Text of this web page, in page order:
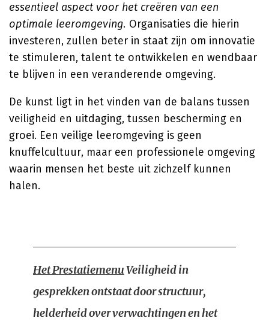
essentieel aspect voor het creëren van een
optimale leeromgeving. Organisaties die hierin
investeren, zullen beter in staat zijn om innovatie
te stimuleren, talent te ontwikkelen en wendbaar
te blijven in een veranderende omgeving.
De kunst ligt in het vinden van de balans tussen
veiligheid en uitdaging, tussen bescherming en
groei. Een veilige leeromgeving is geen
knuffelcultuur, maar een professionele omgeving
waarin mensen het beste uit zichzelf kunnen
halen.
Het PrestatiemenuVeiligheid in
gesprekken ontstaat door structuur,
helderheid over verwachtingen en het